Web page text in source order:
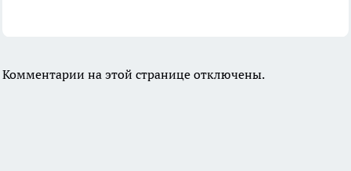
Комментарии на этой странице отключены.